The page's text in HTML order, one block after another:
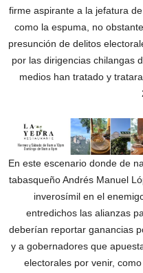
firme aspirante a la jefatura
como la espuma, no
presunción de delitos
por las dirigencias chilangas
medios han tratado y
En este escenario donde de
tabasqueño Andrés Manuel
inverosímil en el
entredichos las alianzas
deberían reportar ganancias
y a gobernadores que
electorales por venir,